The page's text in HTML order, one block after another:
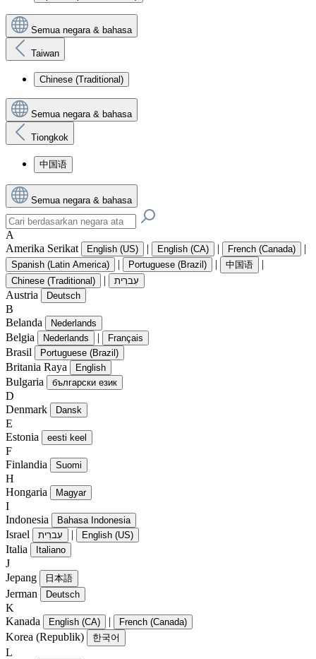
Semua negara & bahasa
Taiwan
Chinese (Traditional)
Semua negara & bahasa
Tiongkok
中国语
Semua negara & bahasa
A
Amerika Serikat
English (US) | English (CA) | French (Canada) |
Spanish (Latin America) | Portuguese (Brazil) | 中国语 |
Chinese (Traditional) | עִברִית
Austria Deutsch
B
Belanda
Nederlands
Belgia Nederlands | Français
Brasil Portuguese (Brazil)
Britania Raya English
Bulgaria български език
D
Denmark
Dansk
E
Estonia
eesti keel
F
Finlandia
Suomi
H
Hongaria
Magyar
I
Indonesia
Bahasa Indonesia
Israel עִברִית | English (US)
Italia Italiano
J
Jepang
日本語
Jerman Deutsch
K
Kanada
English (CA) | French (Canada)
Korea (Republik) 한국어
L